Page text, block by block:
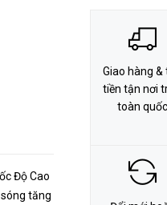
Độ Cao
tăng
Giao hàng &
tiền tận nơi
toàn quốc